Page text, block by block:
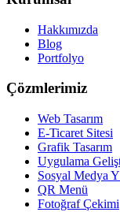
Hakkımızda
Blog
Portfolyo
Çözmlerimiz
Web Tasarım
E-Ticaret Sitesi
Grafik Tasarım
Uygulama
Sosyal Medya
QR Menü
Fotoğraf Çekimi